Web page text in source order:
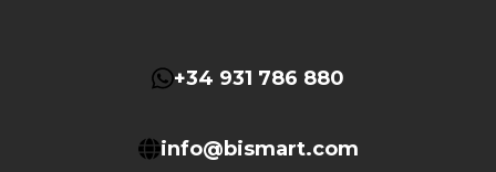
+34 931 786 880
info@bismart.com